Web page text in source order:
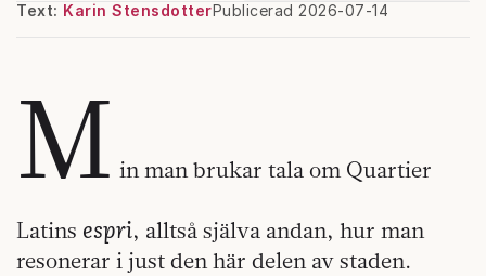
Text: Karin StensdotterPublicerad 2026-07-14
M in man brukar tala om Quartier
Latins espri, alltså själva andan, hur man
resonerar i just den här delen av staden.